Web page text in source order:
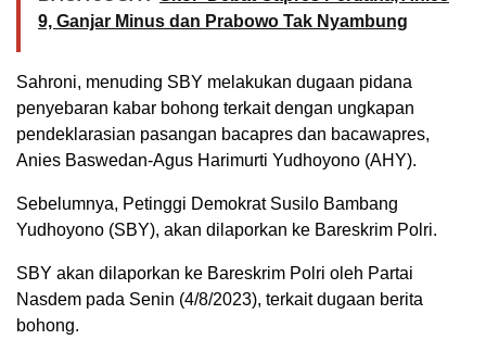
9, Ganjar Minus dan Prabowo Tak Nyambung
Sahroni, menuding SBY melakukan dugaan pidana
penyebaran kabar bohong terkait dengan ungkapan
pendeklarasian pasangan bacapres dan bacawapres,
Anies Baswedan-Agus Harimurti Yudhoyono (AHY).
Sebelumnya, Petinggi Demokrat Susilo Bambang
Yudhoyono (SBY), akan dilaporkan ke Bareskrim Polri.
SBY akan dilaporkan ke Bareskrim Polri oleh Partai
Nasdem pada Senin (4/8/2023), terkait dugaan berita
bohong.